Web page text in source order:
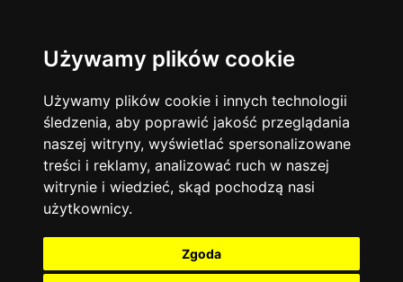
Używamy plików cookie
Używamy plików cookie i innych technologii
śledzenia, aby poprawić jakość przeglądania
naszej witryny, wyświetlać spersonalizowane
treści i reklamy, analizować ruch w naszej
witrynie i wiedzieć, skąd pochodzą nasi
użytkownicy.
Zgoda
Język angielski 13744
Matematyka 12928
Chemia 4886
Język niemiecki 4307
Język polski 3426
Fizyka
Język francuski
Warszawa
Korepetycje
Online
14837
Kraków 7753
Wrocław
Łódź 3512
Gdańsk 2075